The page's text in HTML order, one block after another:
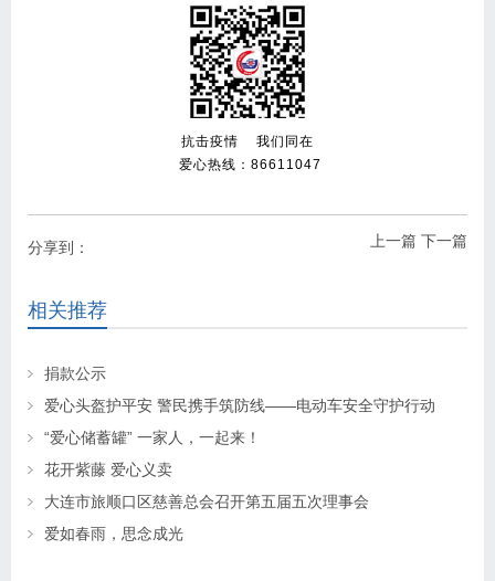
抗击疫情 我们同在
爱心热线：86611047
上一篇 下一篇
分享到：
相关推荐
捐款公示
爱心头盔护平安 警民携手筑防线——电动车安全守护行动
“爱心储蓄罐” 一家人，一起来！
花开紫藤 爱心义卖
大连市旅顺口区慈善总会召开第五届五次理事会
爱如春雨，思念成光